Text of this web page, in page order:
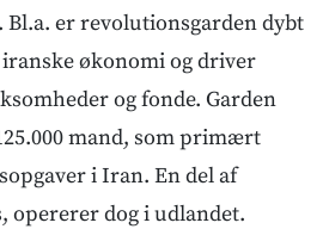
Bl.a. er revolutionsgarden dybt
økonomi og driver
og fonde. Garden
mand, som primært
i Iran. En del af
opererer dog i udlandet.